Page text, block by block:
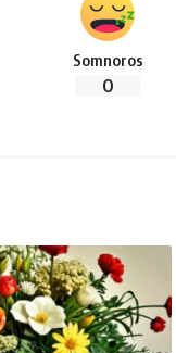
Somnoros
0